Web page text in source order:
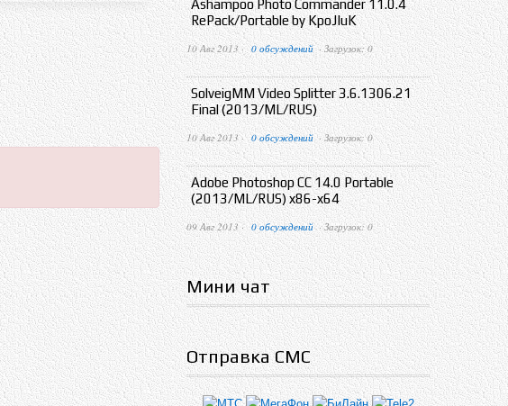
Ashampoo Photo Commander 11.0.4
RePack/Portable by KpoJIuK
10 Авг 2013 · 0 обсуждений · Загрузок: 0
SolveigMM Video Splitter 3.6.1306.21
Final (2013/ML/RUS)
10 Авг 2013 · 0 обсуждений · Загрузок: 0
Adobe Photoshop CC 14.0 Portable
(2013/ML/RUS) x86-x64
09 Авг 2013 · 0 обсуждений · Загрузок: 0
Мини чат
Отправка СМС